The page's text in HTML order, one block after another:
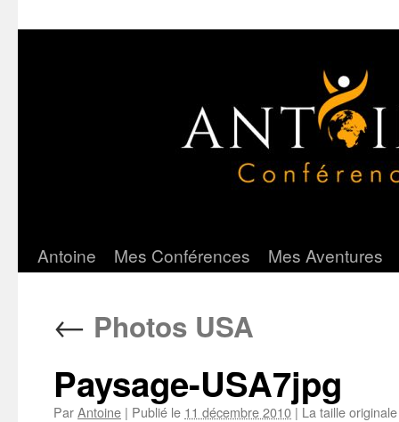
Aller
contenu
Antoine Mes Conférences Mes Aventures
← Photos USA
Paysage-USA7jpg
ParAntoine | Publié le 11 décembre 2010 | La taille